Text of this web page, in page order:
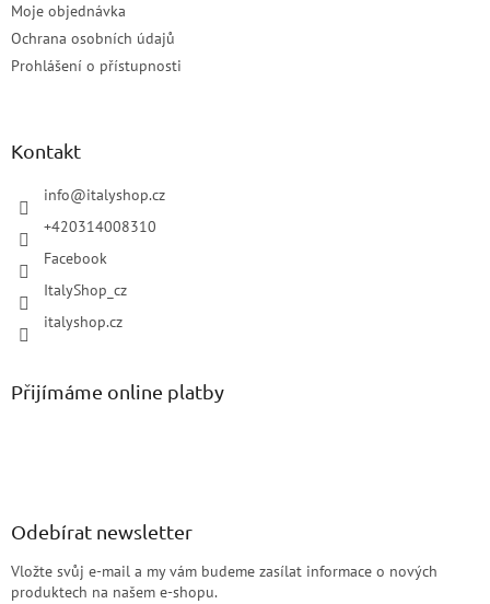
Moje objednávka
Ochrana osobních údajů
Prohlášení o přístupnosti
Kontakt
info@italyshop.cz
+420314008310
Facebook
ItalyShop_cz
italyshop.cz
Přijímáme online platby
Odebírat newsletter
Vložte svůj e-mail a my vám budeme zasílat informace o nových
produktech na našem e-shopu.